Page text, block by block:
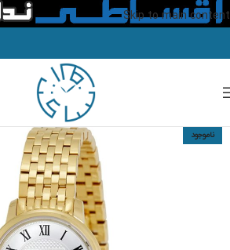
Skip to main content
ناموجود